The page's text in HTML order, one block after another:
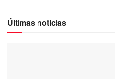
Últimas noticias